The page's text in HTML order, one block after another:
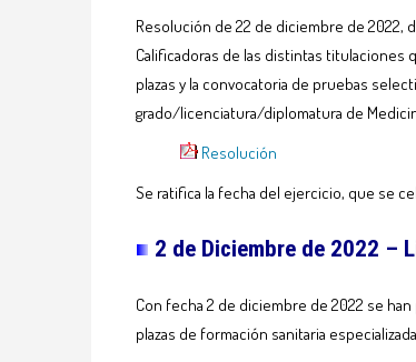
Resolución de 22 de diciembre de 2022,
Calificadoras de las distintas titulaciones
plazas y la convocatoria de pruebas
grado/licenciatura/diplomatura de
Resolución
Se ratifica la fecha del ejercicio, que se
2 de Diciembre de 2022 –
Con fecha 2 de diciembre de 2022 se
plazas de formación sanitaria